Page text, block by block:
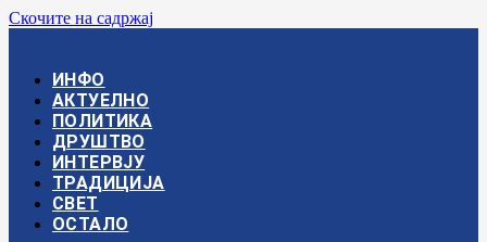
Скочите на садржај
ИНФО
АКТУЕЛНО
ПОЛИТИКА
ДРУШТВО
ИНТЕРВЈУ
ТРАДИЦИЈА
СВЕТ
ОСТАЛО